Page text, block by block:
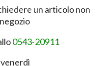
un articolo non
0543-20911